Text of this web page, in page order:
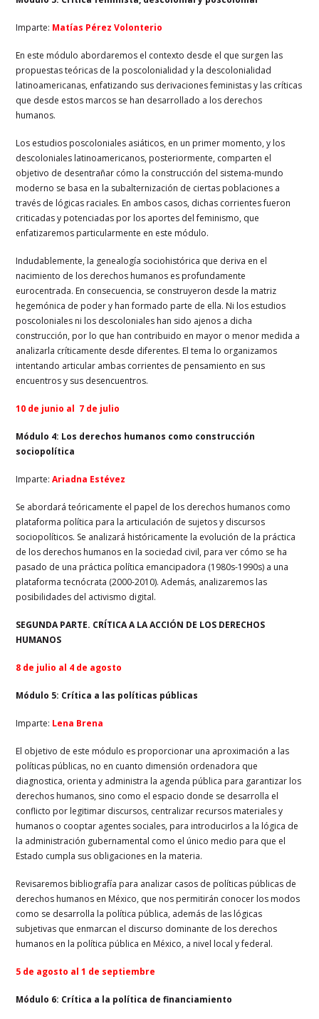
Imparte: Matías Pérez Volonterio
En este módulo abordaremos el contexto desde el que surgen las
propuestas teóricas de la poscolonialidad y la descolonialidad
latinoamericanas, enfatizando sus derivaciones feministas y las críticas
que desde estos marcos se han desarrollado a los derechos
humanos.
Los estudios poscoloniales asiáticos, en un primer momento, y los
descoloniales latinoamericanos, posteriormente, comparten el
objetivo de desentrañar cómo la construcción del sistema-mundo
moderno se basa en la subalternización de ciertas poblaciones a
través de lógicas raciales. En ambos casos, dichas corrientes fueron
criticadas y potenciadas por los aportes del feminismo, que
enfatizaremos particularmente en este módulo.
Indudablemente, la genealogía sociohistórica que deriva en el
nacimiento de los derechos humanos es profundamente
eurocentrada. En consecuencia, se construyeron desde la matriz
hegemónica de poder y han formado parte de ella. Ni los estudios
poscoloniales ni los descoloniales han sido ajenos a dicha
construcción, por lo que han contribuido en mayor o menor medida a
analizarla críticamente desde diferentes. El tema lo organizamos
intentando articular ambas corrientes de pensamiento en sus
encuentros y sus desencuentros.
10 de junio al 7 de julio
Módulo 4: Los derechos humanos como construcción
sociopolítica
Imparte:Ariadna Estévez
Se abordará teóricamente el papel de los derechos humanos como
plataforma política para la articulación de sujetos y discursos
sociopolíticos. Se analizará históricamente la evolución de la práctica
de los derechos humanos en la sociedad civil, para ver cómo se ha
pasado de una práctica política emancipadora (1980s-1990s) a una
plataforma tecnócrata (2000-2010). Además, analizaremos las
posibilidades del activismo digital.
SEGUNDA PARTE. CRÍTICA A LA ACCIÓN DE LOS DERECHOS
HUMANOS
8 de julio al 4 de agosto
Módulo 5: Crítica a las políticas públicas
Imparte: Lena Brena
El objetivo de este módulo es proporcionar una aproximación a las
políticas públicas, no en cuanto dimensión ordenadora que
diagnostica, orienta y administra la agenda pública para garantizar los
derechos humanos, sino como el espacio donde se desarrolla el
conflicto por legitimar discursos, centralizar recursos materiales y
humanos o cooptar agentes sociales, para introducirlos a la lógica de
la administración gubernamental como el único medio para que el
Estado cumpla sus obligaciones en la materia.
Revisaremos bibliografía para analizar casos de políticas públicas de
derechos humanos en México, que nos permitirán conocer los modos
como se desarrolla la política pública, además de las lógicas
subjetivas que enmarcan el discurso dominante de los derechos
humanos en la política pública en México, a nivel local y federal.
5 de agosto al 1 de septiembre
Módulo 6: Crítica a la política de financiamiento